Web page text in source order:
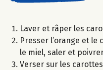
Laver et râper les
Presser l’orange et
le miel, saler et
Verser sur les